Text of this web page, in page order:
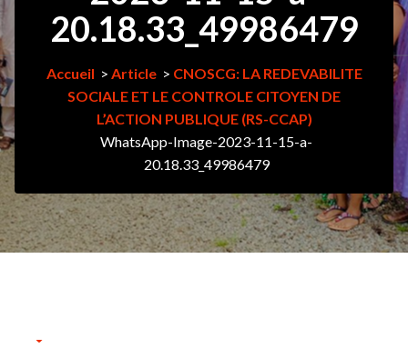
20.18.33_49986479
Accueil > Article> CNOSCG: LA REDEVABILITE
SOCIALE ET LE CONTROLE CITOYEN DE
L’ACTION PUBLIQUE (RS-CCAP)
WhatsApp-Image-2023-11-15-a-
20.18.33_49986479